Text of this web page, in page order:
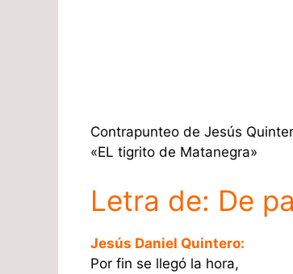
Contrapunteo de Jesús
«EL tigrito de Matanegra»
Letra de: De
Jesús Daniel Quintero:
Por fin se llegó la hora,